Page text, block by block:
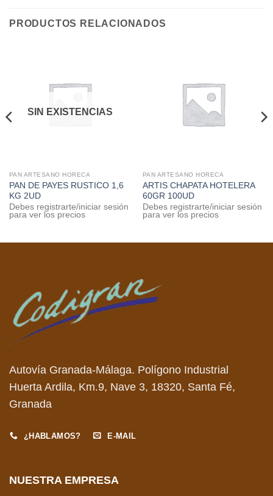
PRODUCTOS RELACIONADOS
SIN EXISTENCIAS
PAN ARTESANO HORECA
PAN DE PAYES RUSTICO 1,6
KG 2UD
Debes registrarte/iniciar sesión
para ver los precios
PAN ARTESANO HORECA
ARTIS CHAPATA HOTELERA
60GR 100UD
Debes registrarte/iniciar sesión
para ver los precios
Autovía Granada-Málaga. Polígono Industrial
Huerta Ardila, Km.9, Nave 3, 18320, Santa Fé,
Granada
¿HABLAMOS? E-MAIL
NUESTRA EMPRESA